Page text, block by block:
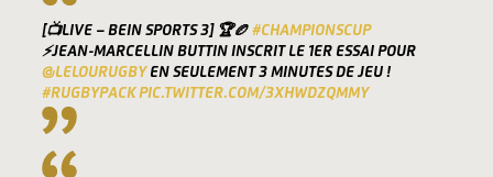
[📺LIVE – BEIN SPORTS 3] 🏆🏉 #CHAMPIONSCUP
⚡️JEAN-MARCELLIN BUTTIN INSCRIT LE 1ER ESSAI POUR
@LELOURUGBYEN SEULEMENT 3 MINUTES DE JEU !
#RUGBYPACK PIC.TWITTER.COM/3XHWDZQMMY